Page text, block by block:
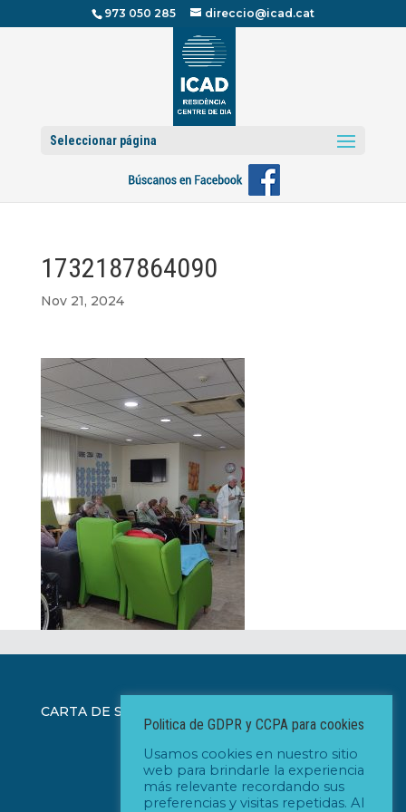
973 050 285 direccio@icad.cat
Seleccionar página
1732187864090
Nov 21, 2024
CARTA DE SERVEIS ICAD
Politica de GDPR y CCPA para cookies
Usamos cookies en nuestro sitio
web para brindarle la experiencia
más relevante recordando sus
preferencias y visitas repetidas. Al